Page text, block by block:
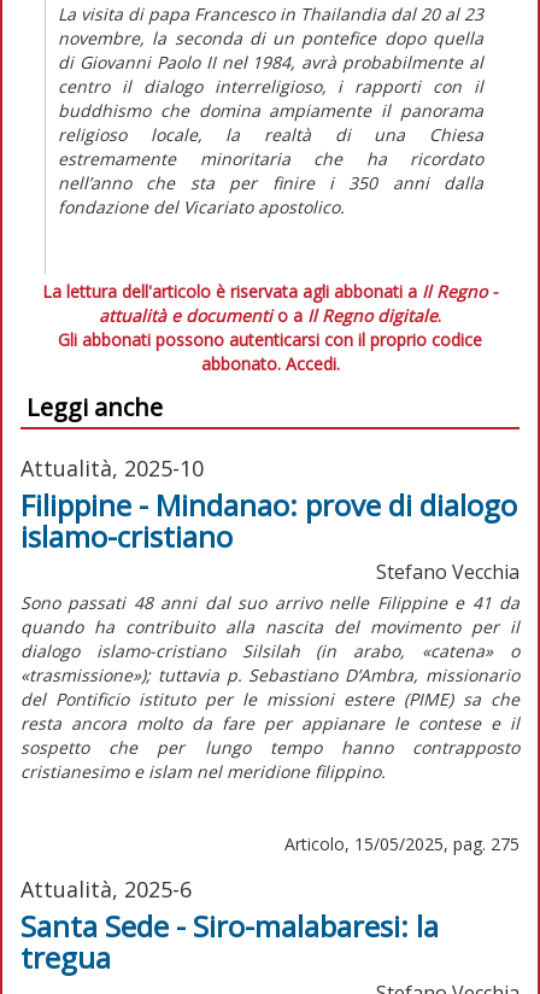
La visita di papa Francesco in Thailandia dal 20 al 23
novembre, la seconda di un pontefice dopo quella
di Giovanni Paolo II nel 1984, avrà probabilmente al
centro il dialogo interreligioso, i rapporti con il
buddhismo che domina ampiamente il panorama
religioso locale, la realtà di una Chiesa
estremamente minoritaria che ha ricordato
nell’anno che sta per finire i 350 anni dalla
fondazione del Vicariato apostolico.
La lettura dell'articolo è riservata agli abbonati a Il Regno -
attualità e documentio a Il Regno digitale.
Gli abbonati possono autenticarsi con il proprio codice
abbonato. Accedi.
Leggi anche
Attualità, 2025-10
Filippine - Mindanao: prove di dialogo
islamo-cristiano
Stefano Vecchia
Sono passati 48 anni dal suo arrivo nelle Filippine e 41 da
quando ha contribuito alla nascita del movimento per il
dialogo islamo-cristiano Silsilah (in arabo, «catena» o
«trasmissione»); tuttavia p. Sebastiano D’Ambra, missionario
del Pontificio istituto per le missioni estere (PIME) sa che
resta ancora molto da fare per appianare le contese e il
sospetto che per lungo tempo hanno contrapposto
cristianesimo e islam nel meridione filippino.
Articolo, 15/05/2025, pag. 275
Attualità, 2025-6
Santa Sede - Siro-malabaresi: la
tregua